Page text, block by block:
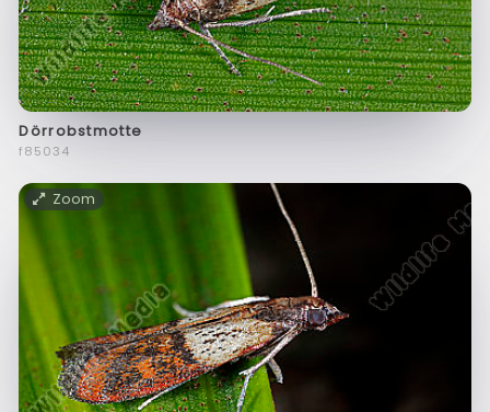
Dörrobstmotte
f85034
Zoom